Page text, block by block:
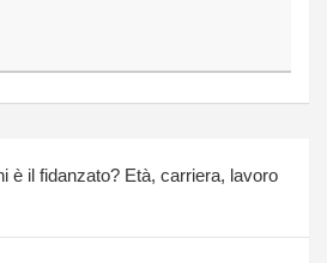
è il fidanzato? Età, carriera, lavoro